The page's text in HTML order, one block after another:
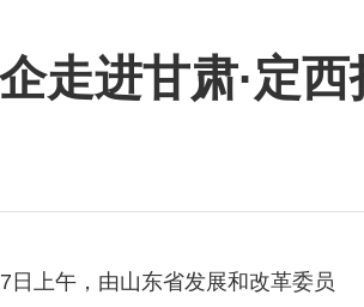
走进甘肃·定
上午，由山东省发展和改革委员